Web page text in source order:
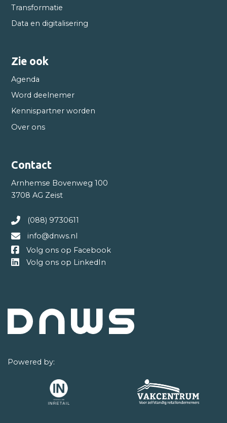
Powered by:
Transformatie
Data en digitalisering
Zie ook
Agenda
Word deelnemer
Kennispartner worden
Over ons
Contact
Arnhemse Bovenweg 100
3708 AG Zeist
(088) 9730611
info@dnws.nl
Volg ons op Facebook
Volg ons op LinkedIn